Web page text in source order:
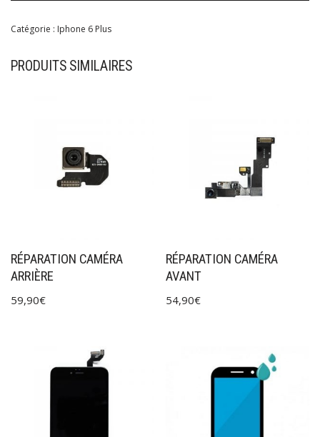
Catégorie : Iphone 6 Plus
PRODUITS SIMILAIRES
RÉPARATION CAMÉRA
ARRIÈRE
59,90€
RÉPARATION CAMÉRA
AVANT
54,90€